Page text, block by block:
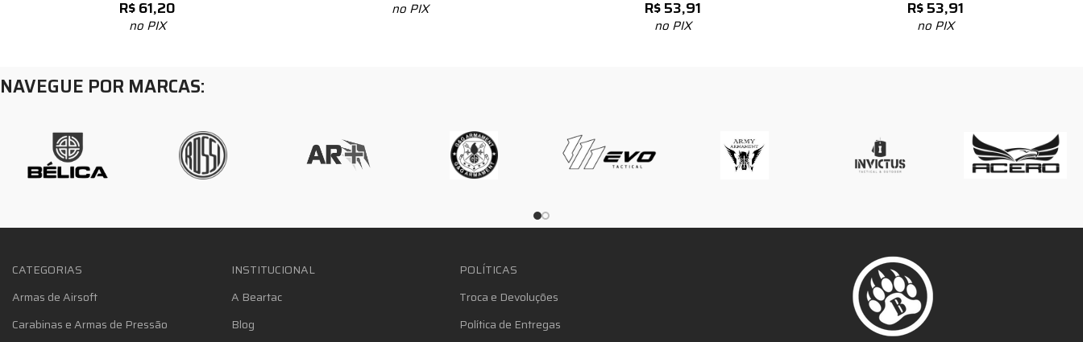
R$61,20
no PIX
no PIX R$53,91
no PIX
R$53,91
no PIX
NAVEGUE POR MARCAS:
CATEGORIAS
Armas de Airsoft
Carabinas e Armas de Pressão
INSTITUCIONAL
A Beartac
Blog
POLÍTICAS
Troca e Devoluções
Política de Entregas